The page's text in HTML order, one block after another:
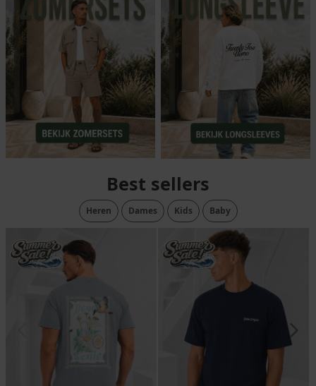
Best sellers
Heren Dames Kids Baby